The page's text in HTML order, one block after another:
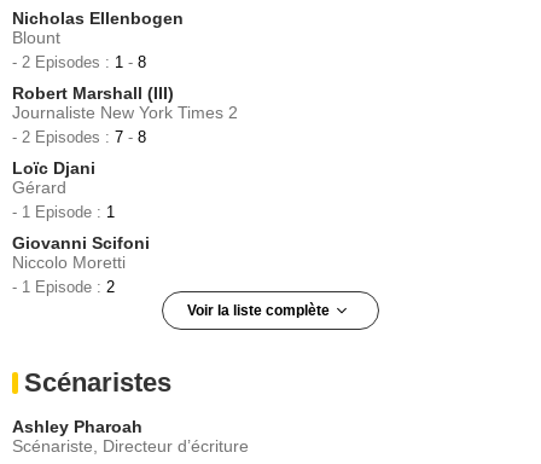
Nicholas Ellenbogen
Blount
- 2 Episodes : 1 - 8
Robert Marshall (III)
Journaliste New York Times 2
- 2 Episodes : 7 - 8
Loïc Djani
Gérard
- 1 Episode : 1
Giovanni Scifoni
Niccolo Moretti
- 1 Episode : 2
Voir la liste complète
- 1 Episode :3
Lady Clemency Rowbotham
- 1 Episode :5
Scénaristes
Ashley Pharoah
Scénariste, Directeur d’écriture